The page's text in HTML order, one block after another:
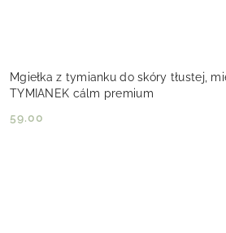
Mgiełka z tymianku do skóry tłustej,
TYMIANEK cálm premium
Cena:
59.00